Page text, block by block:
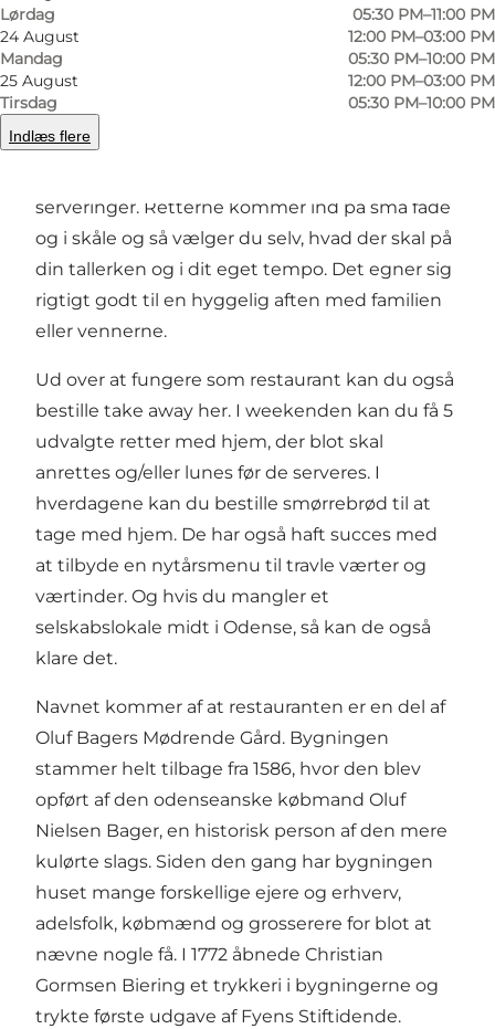
Lørdag
05:30 PM–11:00 PM
24 August
Mandag
12:00 PM–03:00 PM
05:30 PM–10:00 PM
25 August
Tirsdag
12:00 PM–03:00 PM
05:30 PM–10:00 PM
Indlæs flere
Restaurant Oluf Bagers Gaard tilbyder frokost
med små, lune retter og smørrebrød a la carte.
Om aften kan du afprøve deres populære
serveringer. Retterne kommer ind på små fade
og i skåle og så vælger du selv, hvad der skal på
din tallerken og i dit eget tempo. Det egner sig
rigtigt godt til en hyggelig aften med familien
eller vennerne.
Ud over at fungere som restaurant kan du også
bestille take away her. I weekenden kan du få 5
udvalgte retter med hjem, der blot skal
anrettes og/eller lunes før de serveres. I
hverdagene kan du bestille smørrebrød til at
tage med hjem. De har også haft succes med
at tilbyde en nytårsmenu til travle værter og
værtinder. Og hvis du mangler et
selskabslokale midt i Odense, så kan de også
klare det.
Navnet kommer af at restauranten er en del af
Oluf Bagers Mødrende Gård. Bygningen
stammer helt tilbage fra 1586, hvor den blev
opført af den odenseanske købmand Oluf
Nielsen Bager, en historisk person af den mere
kulørte slags. Siden den gang har bygningen
huset mange forskellige ejere og erhverv,
adelsfolk, købmænd og grosserere for blot at
nævne nogle få. I 1772 åbnede Christian
Gormsen Biering et trykkeri i bygningerne og
trykte første udgave af Fyens Stiftidende.